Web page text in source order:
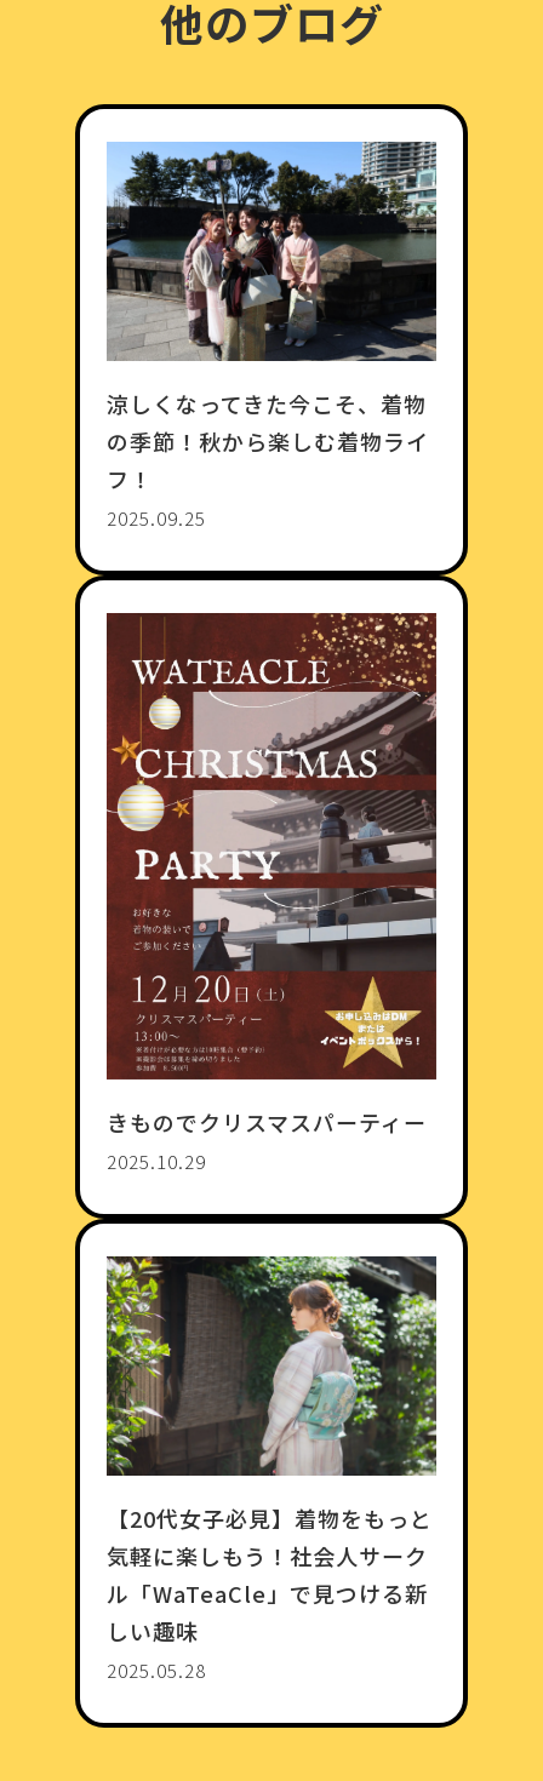
他のブログ
涼しくなってきた今こそ、着物
の季節！秋から楽しむ着物ライ
フ！
2025.09.25
きものでクリスマスパーティー
2025.10.29
【20代女子必見】着物をもっと
気軽に楽しもう！社会人サーク
ル「WaTeaCle」で見つける新
しい趣味
2025.05.28